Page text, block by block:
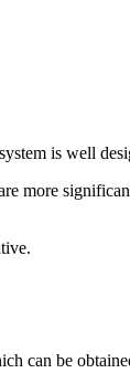
is well
more
can be